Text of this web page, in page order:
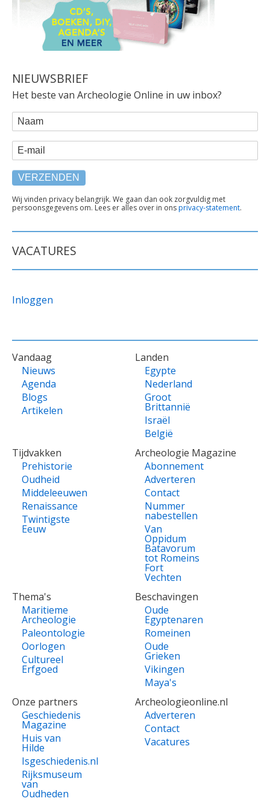
NIEUWSBRIEF
Het beste van Archeologie Online in uw inbox?
WEBFORM
Naam
E-mail
TEKST
ONDER
Wij vinden privacy belangrijk. We gaan dan ook zorgvuldig met
persoonsgegevens om. Lees er alles over in onsprivacy-statement.
VACATURES
Inloggen
VOET
Vandaag
Nieuws
Agenda
Blogs
Artikelen
Landen
Egypte
Nederland
Groot
Brittannië
Israël
België
Tijdvakken
Prehistorie
Oudheid
Middeleeuwen
Renaissance
Twintigste
Eeuw
Archeologie Magazine
Abonnement
Adverteren
Contact
Nummer
nabestellen
Van
Oppidum
Batavorum
tot Romeins
Fort
Vechten
Thema's
Maritieme
Archeologie
Paleontologie
Oorlogen
Cultureel
Erfgoed
Beschavingen
Oude
Egyptenaren
Romeinen
Oude
Grieken
Vikingen
Maya's
Onze partners
Geschiedenis
Magazine
Huis van
Hilde
Isgeschiedenis.nl
Rijksmuseum
van
Oudheden
Archeologieonline.nl
Adverteren
Contact
Vacatures